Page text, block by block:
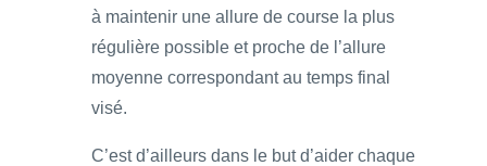
à maintenir une allure de course la plus
régulière possible et proche de l’allure
moyenne correspondant au temps final
visé.
C’est d’ailleurs dans le but d’aider chaque